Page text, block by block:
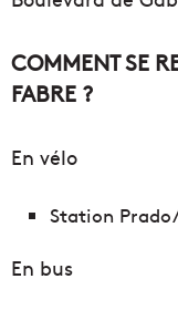
COMMENT SE
FABRE ?
En vélo
Station
En bus